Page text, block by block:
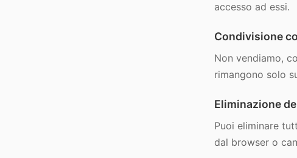
accesso ad essi.
Condivisione
Non vendiamo,
rimangono solo
Eliminazione
Puoi eliminare
dal browser o